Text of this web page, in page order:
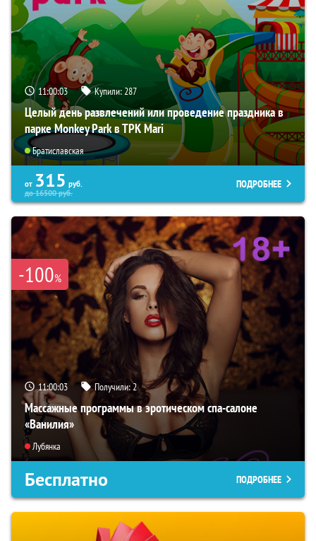
11:00:02 Купили:287
Целый день развлечений или проведение праздника в
парке Monkey Park в ТРК Mari
Братиславская
от 315 руб.
до16500руб.
ПОДРОБНЕЕ
-100%
11:00:02 Получили:2
Массажные программы в эротическом спа-салоне
«Ванилия»
Лубянка
Бесплатно ПОДРОБНЕЕ